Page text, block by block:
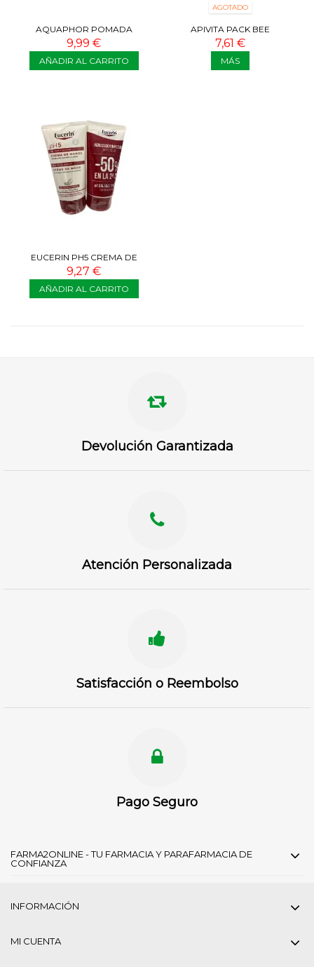
AQUAPHOR POMADA
REPARADORA 45 ML
9,99 €
AÑADIR AL CARRITO
AGOTADO
APIVITA PACK BEE
PROTECTIVE JASMINE
7,61 €
MÁS
EUCERIN PH5 CREMA DE
MANOS 50% DTO 2º UNIDAD
9,27 €
AÑADIR AL CARRITO
Devolución Garantizada
Atención Personalizada
Satisfacción o Reembolso
Pago Seguro
FARMA2ONLINE - TU FARMACIA Y PARAFARMACIA DE
CONFIANZA
INFORMACIÓN
MI CUENTA